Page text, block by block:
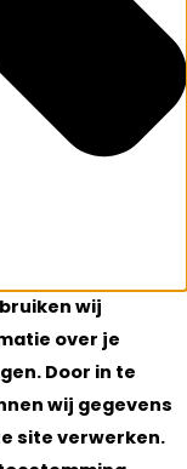
wij
over je
Door in te
wij gegevens
site verwerken.